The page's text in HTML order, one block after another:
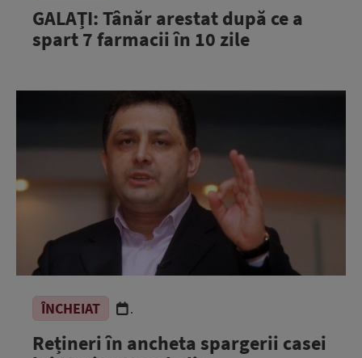
GALAȚI: Tânăr arestat după ce a
spart 7 farmacii în 10 zile
ÎNCHEIAT .
Rețineri în ancheta spargerii casei